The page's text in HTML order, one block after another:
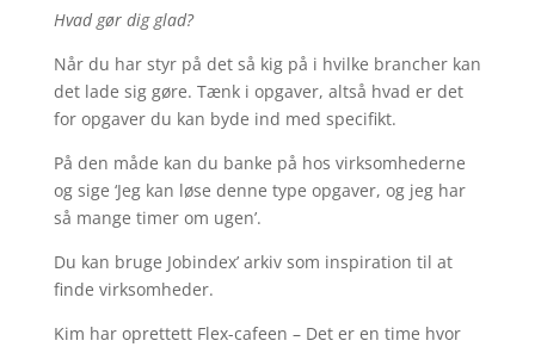
Hvad gør dig glad?
Når du har styr på det så kig på i hvilke brancher kan
det lade sig gøre. Tænk i opgaver, altså hvad er det
for opgaver du kan byde ind med specifikt.
På den måde kan du banke på hos virksomhederne
og sige ‘Jeg kan løse denne type opgaver, og jeg har
så mange timer om ugen’.
Du kan bruge Jobindex’ arkiv som inspiration til at
finde virksomheder.
Kim har oprettett Flex-cafeen – Det er en time hvor